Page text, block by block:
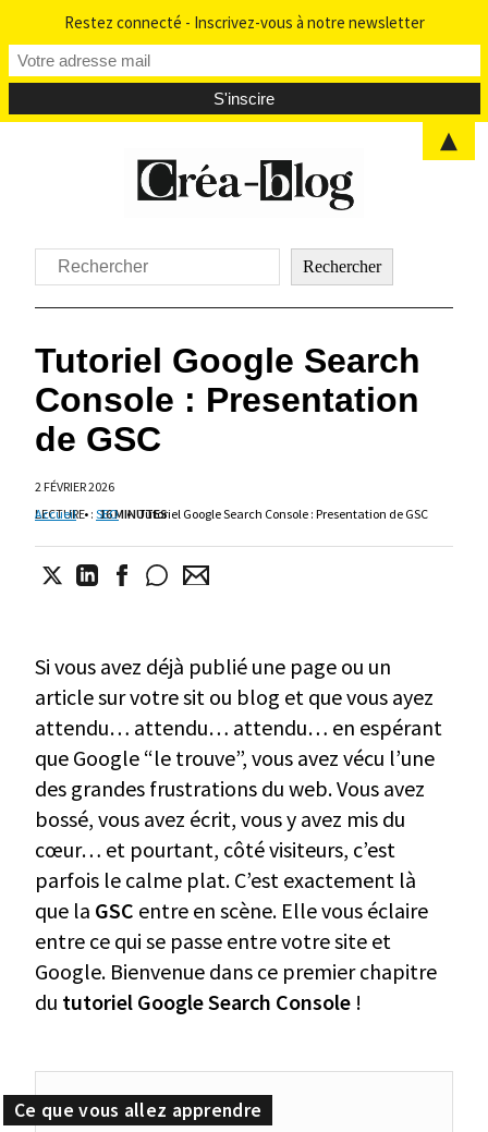
Rechercher Rechercher
Tutoriel Google Search
Console : Presentation
de GSC
2 FÉVRIER 2026
LECTURE : 16 MINUTES
Accueil • SEO • Tutoriel Google Search Console : Presentation de GSC
Si vous avez déjà publié une page ou un
article sur votre sit ou blog et que vous ayez
attendu… attendu… attendu… en espérant
que Google “le trouve”, vous avez vécu l’une
des grandes frustrations du web. Vous avez
bossé, vous avez écrit, vous y avez mis du
cœur… et pourtant, côté visiteurs, c’est
parfois le calme plat. C’est exactement là
que la GSC entre en scène. Elle vous éclaire
entre ce qui se passe entre votre site et
Google. Bienvenue dans ce premier chapitre
du tutoriel Google Search Console !
Restez connecté - Inscrivez-vous à notre newsletter
▲